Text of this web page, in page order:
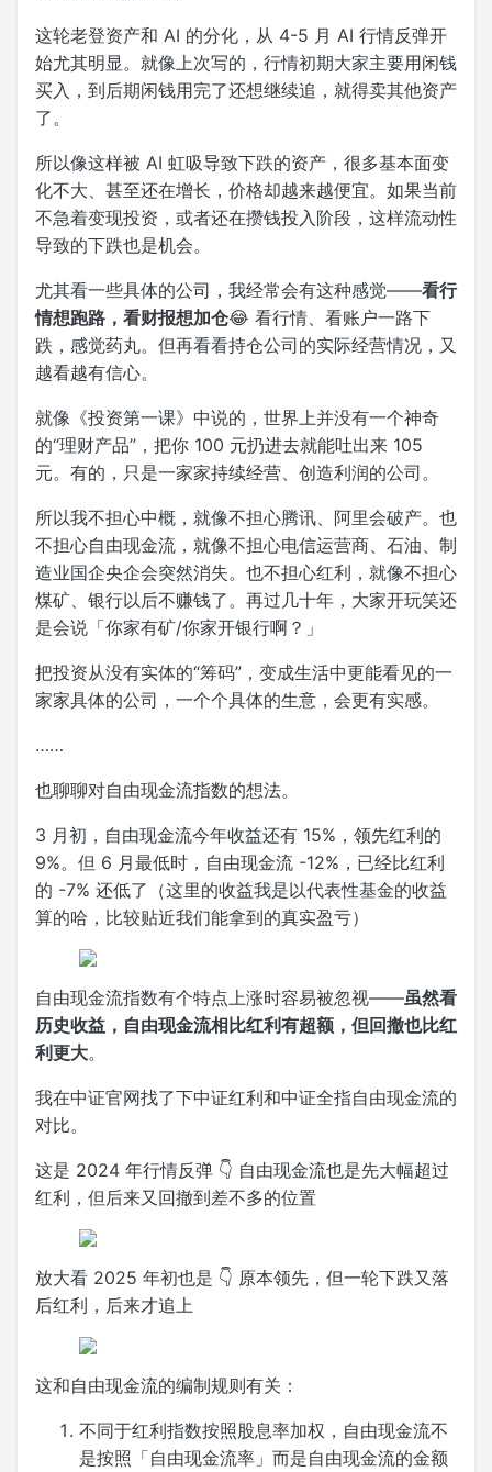
这轮老登资产和 AI 的分化，从 4-5 月 AI 行情反弹开
始尤其明显。就像 上次写的 ，行情初期大家主要用闲钱
买入，到后期闲钱用完了还想继续追，就得卖其他资产
了。
所以像这样被 AI 虹吸导致下跌的资产，很多基本面变
化不大、甚至还在增长，价格却越来越便宜。如果当前
不急着变现投资，或者还在攒钱投入阶段，这样流动性
导致的下跌也是机会。
尤其看一些具体的公司，我经常会有这种感觉——看行
情想跑路，看财报想加仓😂 看行情、看账户一路下
跌，感觉药丸。但再看看持仓公司的实际经营情况，又
越看越有信心。
就像《投资第一课》中说的，世界上并没有一个神奇
的“理财产品”，把你 100 元扔进去就能吐出来 105
元。有的，只是一家家持续经营、创造利润的公司。
所以我不担心中概，就像不担心腾讯、阿里会破产。也
不担心自由现金流，就像不担心电信运营商、石油、制
造业国企央企会突然消失。也不担心红利，就像不担心
煤矿、银行以后不赚钱了。再过几十年，大家开玩笑还
是会说「你家有矿/你家开银行啊？」
把投资从没有实体的“筹码”，变成生活中更能看见的一
家家具体的公司，一个个具体的生意，会更有实感。
……
也聊聊对自由现金流指数的想法。
3 月初，自由现金流今年收益还有 15%，领先红利的
9%。但 6 月最低时，自由现金流 -12%，已经比红利
的 -7% 还低了（这里的收益我是以代表性基金的收益
算的哈，比较贴近我们能拿到的真实盈亏）
自由现金流指数有个特点上涨时容易被忽视——虽然看
历史收益，自由现金流相比红利有超额，但回撤也比红
利更大。
我在中证官网找了下中证红利和中证全指自由现金流的
对比。
这是 2024 年行情反弹 👇 自由现金流也是先大幅超过
红利，但后来又回撤到差不多的位置
放大看 2025 年初也是 👇 原本领先，但一轮下跌又落
后红利，后来才追上
这和自由现金流的编制规则有关：
不同于红利指数按照股息率加权，自由现金流不
是按照「自由现金流率」而是自由现金流的金额